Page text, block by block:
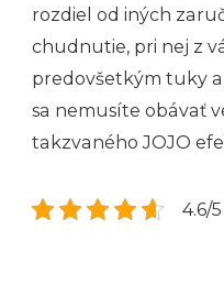
rozdiel od iných
chudnutie, pri nej z
predovšetkým tuky
sa nemusíte obávať
takzvaného JOJO
4.6/